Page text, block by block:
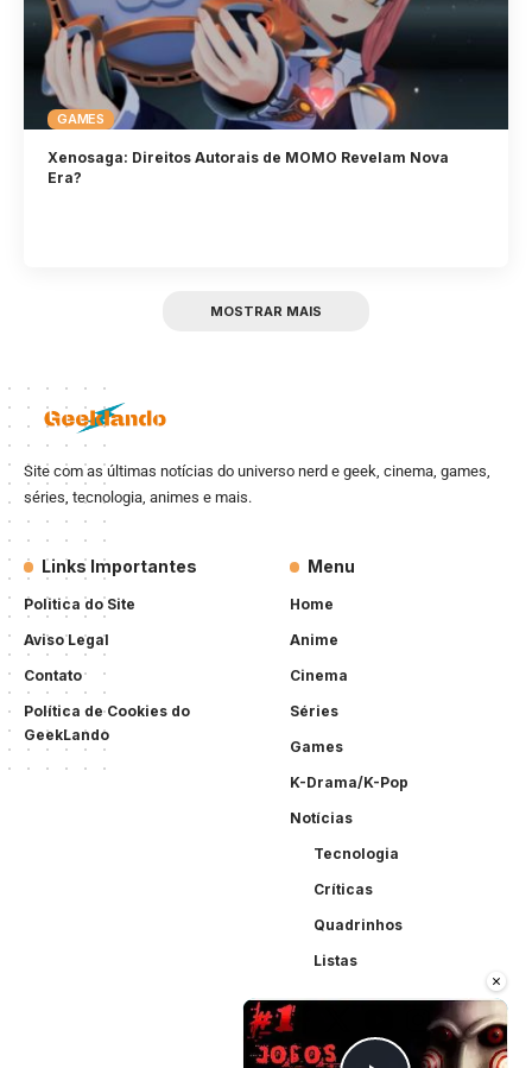
×
GAMES
Xenosaga: Direitos Autorais de MOMO Revelam Nova
Era?
MOSTRAR MAIS
Site com as últimas notícias do universo nerd e geek, cinema, games,
séries, tecnologia, animes e mais.
Links Importantes
Politica do Site
Aviso Legal
Contato
Política de Cookies do
GeekLando
Menu
Home
Anime
Cinema
Séries
Games
K-Drama/K-Pop
Notícias
Tecnologia
Críticas
Quadrinhos
Listas